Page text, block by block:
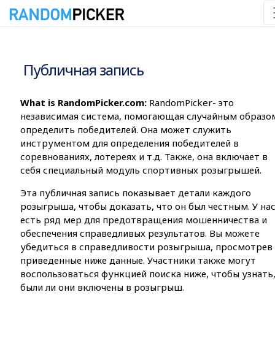
Публичная запись
What is RandomPicker.com: RandomPicker- это
независимая система, помогающая случайным
определить победителей. Она может служить
инструментом для определения победителей в
соревнованиях, лотереях и т.д. Также, она включает в
себя специальный модуль спортивных розыгрышей.
Эта публичная запись показывает детали каждого
розыгрыша, чтобы доказать, что он был честным. У нас
есть ряд мер для предотвращения мошенничества и
обеспечения справедливых результатов. Вы можете
убедиться в справедливости розыгрыша, просмотрев
приведенные ниже данные. Участники также могут
воспользоваться функцией поиска ниже, чтобы узнать,
были ли они включены в розыгрыш.